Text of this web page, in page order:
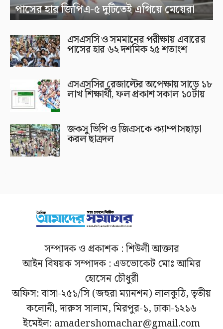
পাসের হার জিপিএ-৫ দুটিতেই এগিয়ে মেয়েরা
এসএসসি ও সমমানের পরীক্ষায় এবারের
পাসের হার ৬২ দশমিক ২৫ শতাংশ
এসএসসির রেজাল্টের অপেক্ষায় সাড়ে ১৮
লাখ শিক্ষার্থী, ফল প্রকাশ সকাল ১০টায়
জকসু ভিপি ও জিএসকে ক্যাম্পাসছাড়া
করল ছাত্রদল
সম্পাদক ও প্রকাশক : শিউলী আক্তার
আইন বিষয়ক সম্পাদক : এডভোকেট মোঃ আমির
হোসেন চৌধুরী
অফিস: বাসা-২৫১/সি (জহুরা ম্যানশন) লালকুঠি, তৃতীয়
কলোনী, দারুস সালাম, মিরপুর-১, ঢাকা-১২১৬
ইমেইল: amadershomachar@gmail.com